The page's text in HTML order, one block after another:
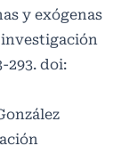
y exógenas
293. doi: